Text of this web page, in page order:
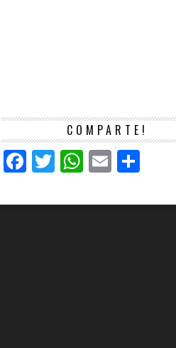
COMPARTE!
Facebook
TwitterWhatsApp
Email